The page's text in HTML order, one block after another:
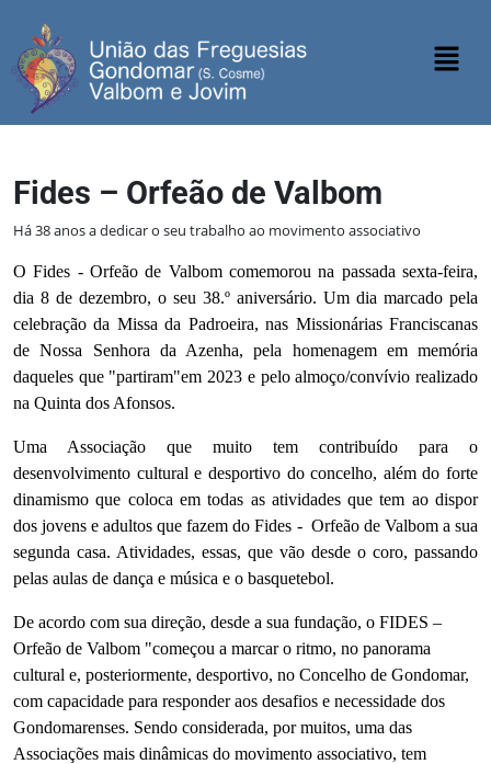
Fides – Orfeão de Valbom
Há 38 anos a dedicar o seu trabalho ao movimento associativo
O Fides - Orfeão de Valbom comemorou na passada sexta-feira,
dia 8 de dezembro, o seu 38.º aniversário. Um dia marcado pela
celebração da Missa da Padroeira, nas Missionárias Franciscanas
de Nossa Senhora da Azenha, pela homenagem em memória
daqueles que "partiram"em 2023 e pelo almoço/convívio realizado
na Quinta dos Afonsos.
Uma Associação que muito tem contribuído para o
desenvolvimento cultural e desportivo do concelho, além do forte
dinamismo que coloca em todas as atividades que tem ao dispor
dos jovens e adultos que fazem do Fides - Orfeão de Valbom a sua
segunda casa. Atividades, essas, que vão desde o coro, passando
pelas aulas de dança e música e o basquetebol.
De acordo com sua direção, desde a sua fundação, o FIDES –
Orfeão de Valbom "começou a marcar o ritmo, no panorama
cultural e, posteriormente, desportivo, no Concelho de Gondomar,
com capacidade para responder aos desafios e necessidade dos
Gondomarenses. Sendo considerada, por muitos, uma das
Associações mais dinâmicas do movimento associativo, tem